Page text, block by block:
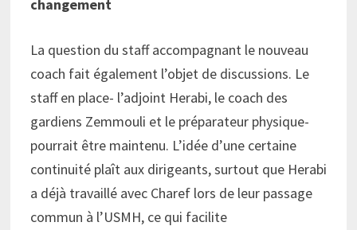
changement
La question du staff accompagnant le nouveau
coach fait également l’objet de discussions. Le
staff en place- l’adjoint Herabi, le coach des
gardiens Zemmouli et le préparateur physique-
pourrait être maintenu. L’idée d’une certaine
continuité plaît aux dirigeants, surtout que Herabi
a déjà travaillé avec Charef lors de leur passage
commun à l’USMH, ce qui facilite